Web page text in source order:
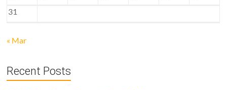
31
« Mar
Recent Posts